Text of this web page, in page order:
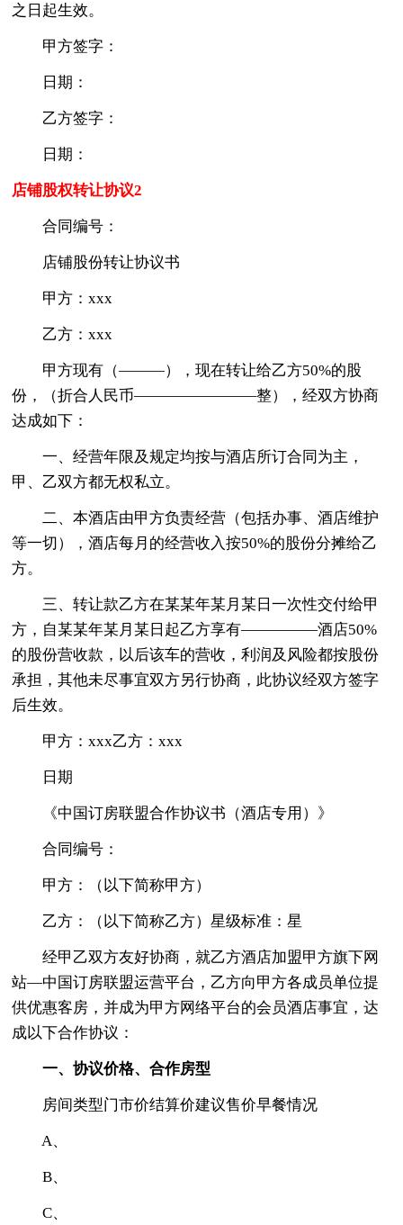
之日起生效。
甲方签字：
日期：
乙方签字：
日期：
店铺股权转让协议2
合同编号：
店铺股份转让协议书
甲方：xxx
乙方：xxx
甲方现有（———），现在转让给乙方50%的股
份，（折合人民币————————整），经双方协商
达成如下：
一、经营年限及规定均按与酒店所订合同为主，
甲、乙双方都无权私立。
二、本酒店由甲方负责经营（包括办事、酒店维护
等一切），酒店每月的经营收入按50%的股份分摊给乙
方。
三、转让款乙方在某某年某月某日一次性交付给甲
方，自某某年某月某日起乙方享有—————酒店50%
的股份营收款，以后该车的营收，利润及风险都按股份
承担，其他未尽事宜双方另行协商，此协议经双方签字
后生效。
甲方：xxx乙方：xxx
日期
《中国订房联盟合作协议书（酒店专用）》
合同编号：
甲方：（以下简称甲方）
乙方：（以下简称乙方）星级标准：星
经甲乙双方友好协商，就乙方酒店加盟甲方旗下网
站—中国订房联盟运营平台，乙方向甲方各成员单位提
供优惠客房，并成为甲方网络平台的会员酒店事宜，达
成以下合作协议：
一、协议价格、合作房型
房间类型门市价结算价建议售价早餐情况
A、
B、
C、